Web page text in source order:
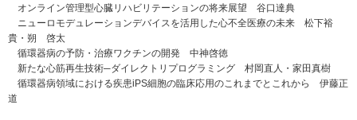
オンライン管理型心臓リハビリテーションの将来展望 谷口達典
ニューロモデュレーションデバイスを活用した心不全医療の未来 松下裕
貴・朔 啓太
循環器病の予防・治療ワクチンの開発 中神啓徳
新たな心筋再生技術─ダイレクトリプログラミング 村岡直人・家田真樹
循環器病領域における疾患iPS細胞の臨床応用のこれまでとこれから 伊藤正
道